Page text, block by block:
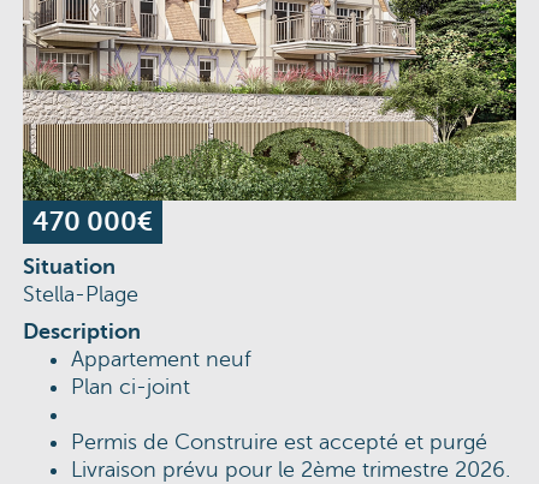
470 000€
Situation
Stella-Plage
Description
Appartement neuf
Plan ci-joint
Permis de Construire est accepté et purgé
Livraison prévu pour le 2ème trimestre 2026.